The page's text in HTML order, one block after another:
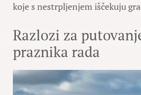
koje s nestrpljenjem iščekuju
Razlozi za
praznika rada